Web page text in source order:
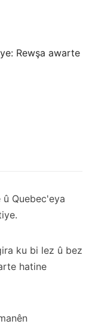
Quebec'eya
ku bi lez û bez
hatine